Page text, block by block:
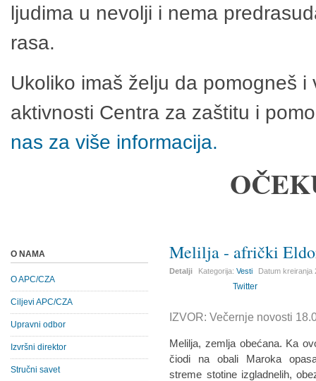
ljudima u nevolji i nema
rasa.
Ukoliko imaš želju da pomogneš
aktivnosti Centra za zaštitu i
nas za više informacija.
Melilja - afrički
Detalji Kategorija:Vesti Datum kreiranja
Twitter
IZVOR: Večernje novosti
Melilja, zemlja obećana. Ka
čiodi na obali Maroka
streme stotine izgladnelih,
O NAMA
O APC/CZA
Ciljevi APC/CZA
Upravni odbor
Izvršni direktor
Stručni savet